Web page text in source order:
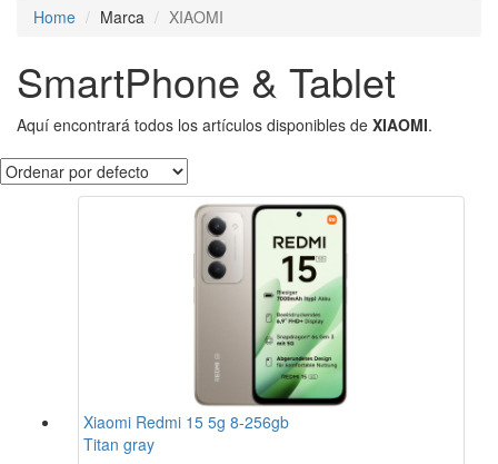
Home Marca XIAOMI
SmartPhone & Tablet
Aquí encontrará todos los artículos disponibles de XIAOMI.
Xiaomi Redmi 15 5g 8-256gb
Titan gray